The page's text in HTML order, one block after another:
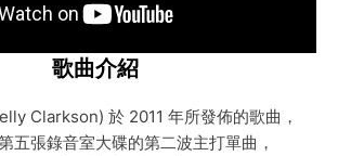
歌曲介紹
Clarkson) 於 2011 年所發佈的歌曲，
五張錄音室大碟的第二波主打單曲，